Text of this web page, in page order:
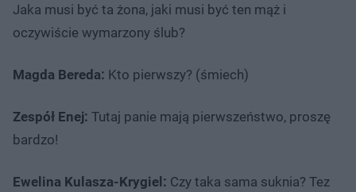
Jaka musi być ta żona, jaki musi być ten mąż i
oczywiście wymarzony ślub?
Magda Bereda: Kto pierwszy? (śmiech)
Zespół Enej: Tutaj panie mają pierwszeństwo, proszę
bardzo!
Ewelina Kulasza-Krygiel: Czy taka sama suknia? Tez